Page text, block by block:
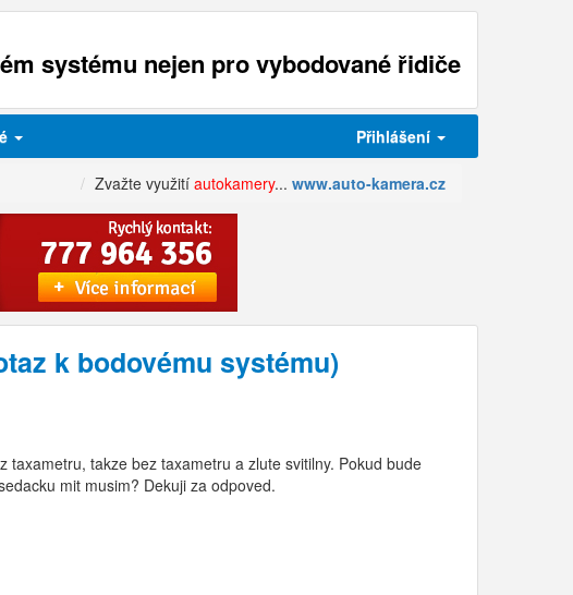
systému nejen pro vybodované řidiče
Přihlášení
Zvažte využití autokamery... www.auto-kamera.cz
k bodovému systému)
takze bez taxametru a zlute svitilny. Pokud bude
mit musim? Dekuji za odpoved.